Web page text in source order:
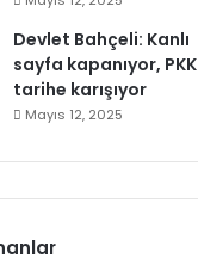
Devlet Bahçeli: Kanlı
sayfa kapanıyor, PKK
tarihe karışıyor
Mayıs 12, 2025